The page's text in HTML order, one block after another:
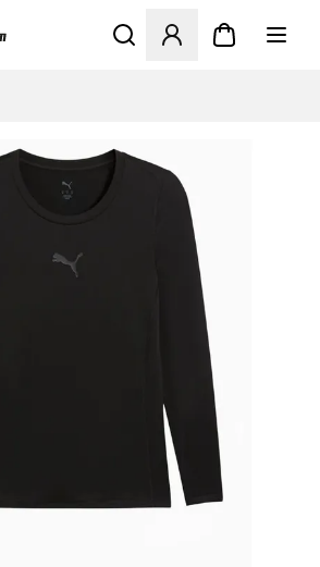
Megnyit egy modált a